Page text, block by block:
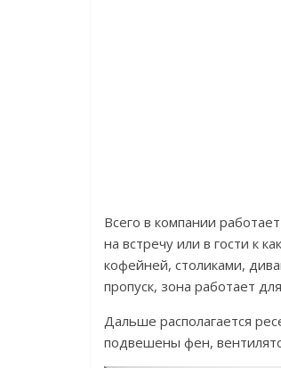
Всего в компании
на встречу или в гости к
кофейней, столиками,
пропуск, зона работает
Дальше располагается
подвешены фен,